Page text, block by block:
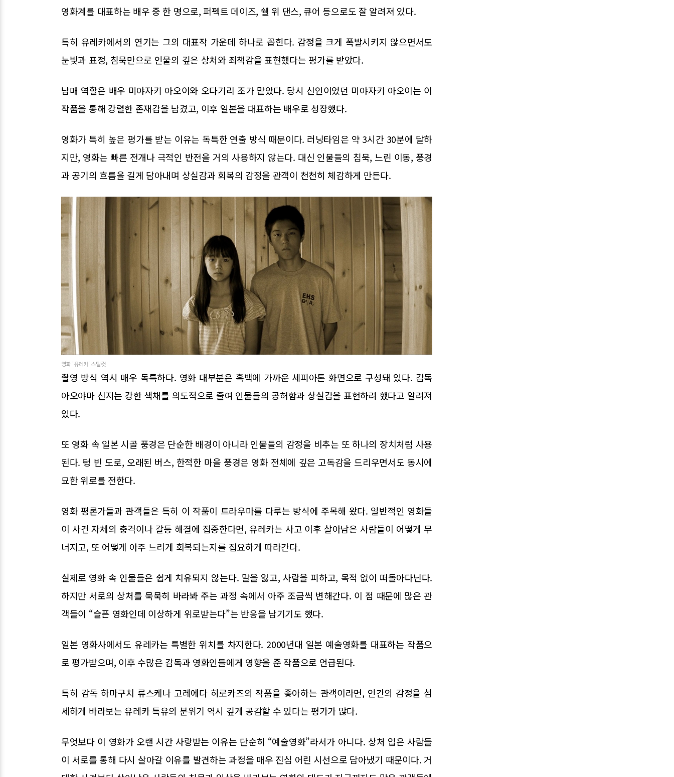
영화계를 대표하는 배우 중 한 명으로, 퍼펙트 데이즈, 쉘 위 댄스, 큐어 등으로도 잘 알려져 있다.
특히 유레카에서의 연기는 그의 대표작 가운데 하나로 꼽힌다. 감정을 크게 폭발시키지 않으면서도
눈빛과 표정, 침묵만으로 인물의 깊은 상처와 죄책감을 표현했다는 평가를 받았다.
남매 역할은 배우 미야자키 아오이와 오다기리 조가 맡았다. 당시 신인이었던 미야자키 아오이는 이
작품을 통해 강렬한 존재감을 남겼고, 이후 일본을 대표하는 배우로 성장했다.
영화가 특히 높은 평가를 받는 이유는 독특한 연출 방식 때문이다. 러닝타임은 약 3시간 30분에 달하
지만, 영화는 빠른 전개나 극적인 반전을 거의 사용하지 않는다. 대신 인물들의 침묵, 느린 이동, 풍경
과 공기의 흐름을 길게 담아내며 상실감과 회복의 감정을 관객이 천천히 체감하게 만든다.
영화 '유레카' 스틸컷
촬영 방식 역시 매우 독특하다. 영화 대부분은 흑백에 가까운 세피아톤 화면으로 구성돼 있다. 감독
아오야마 신지는 강한 색채를 의도적으로 줄여 인물들의 공허함과 상실감을 표현하려 했다고 알려져
있다.
또 영화 속 일본 시골 풍경은 단순한 배경이 아니라 인물들의 감정을 비추는 또 하나의 장치처럼 사용
된다. 텅 빈 도로, 오래된 버스, 한적한 마을 풍경은 영화 전체에 깊은 고독감을 드리우면서도 동시에
묘한 위로를 전한다.
영화 평론가들과 관객들은 특히 이 작품이 트라우마를 다루는 방식에 주목해 왔다. 일반적인 영화들
이 사건 자체의 충격이나 갈등 해결에 집중한다면, 유레카는 사고 이후 살아남은 사람들이 어떻게 무
너지고, 또 어떻게 아주 느리게 회복되는지를 집요하게 따라간다.
실제로 영화 속 인물들은 쉽게 치유되지 않는다. 말을 잃고, 사람을 피하고, 목적 없이 떠돌아다닌다.
하지만 서로의 상처를 묵묵히 바라봐 주는 과정 속에서 아주 조금씩 변해간다. 이 점 때문에 많은 관
객들이 “슬픈 영화인데 이상하게 위로받는다”는 반응을 남기기도 했다.
일본 영화사에서도 유레카는 특별한 위치를 차지한다. 2000년대 일본 예술영화를 대표하는 작품으
로 평가받으며, 이후 수많은 감독과 영화인들에게 영향을 준 작품으로 언급된다.
특히 감독 하마구치 류스케나 고레에다 히로카즈의 작품을 좋아하는 관객이라면, 인간의 감정을 섬
세하게 바라보는 유레카 특유의 분위기 역시 깊게 공감할 수 있다는 평가가 많다.
무엇보다 이 영화가 오랜 시간 사랑받는 이유는 단순히 “예술영화”라서가 아니다. 상처 입은 사람들
이 서로를 통해 다시 살아갈 이유를 발견하는 과정을 매우 진심 어린 시선으로 담아냈기 때문이다. 거